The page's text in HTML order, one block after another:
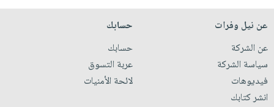
عن نيل وفرات
عن الشركة
سياسة الشركة
فيديوهات
انشر كتابك
حسابك
حسابك
عربة التسوق
لائحة الأمنيات